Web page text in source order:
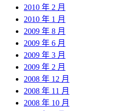
2010 年 2 月
2010 年 1 月
2009 年 8 月
2009 年 6 月
2009 年 3 月
2009 年 2 月
2008 年 12 月
2008 年 11 月
2008 年 10 月